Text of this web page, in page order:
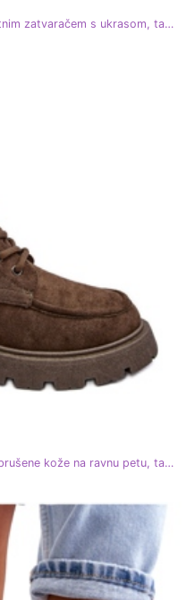
PS1 Ženske radničke čizme s patentnim zatvaračem s ukrasom, tamno zelene ciossave zelena
PS1 Gležnjače Trapper izolirane od brušene kože na ravnu petu, tamnozelene Zikey zelena